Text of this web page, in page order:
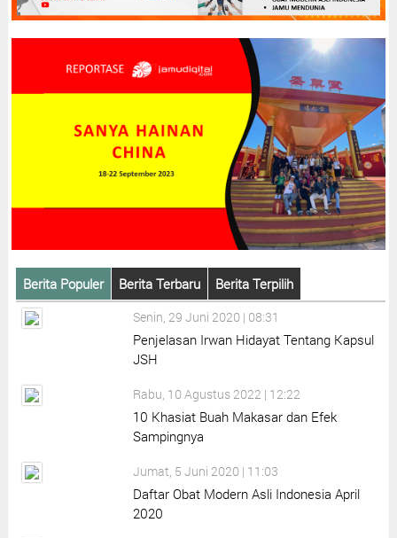
Berita Populer Berita Terbaru Berita Terpilih
Senin, 29 Juni 2020 | 08:31
Penjelasan Irwan Hidayat Tentang Kapsul
JSH
Rabu, 10 Agustus 2022 | 12:22
10 Khasiat Buah Makasar dan Efek
Sampingnya
Jumat, 5 Juni 2020 | 11:03
Daftar Obat Modern Asli Indonesia April
2020